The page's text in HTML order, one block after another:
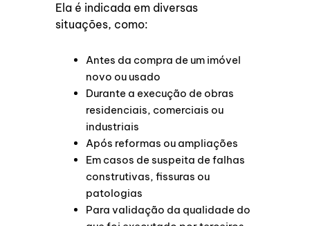
Ela é indicada em diversas
situações, como:
Antes da compra de um imóvel
novo ou usado
Durante a execução de obras
residenciais, comerciais ou
industriais
Após reformas ou ampliações
Em casos de suspeita de falhas
construtivas, fissuras ou
patologias
Para validação da qualidade do